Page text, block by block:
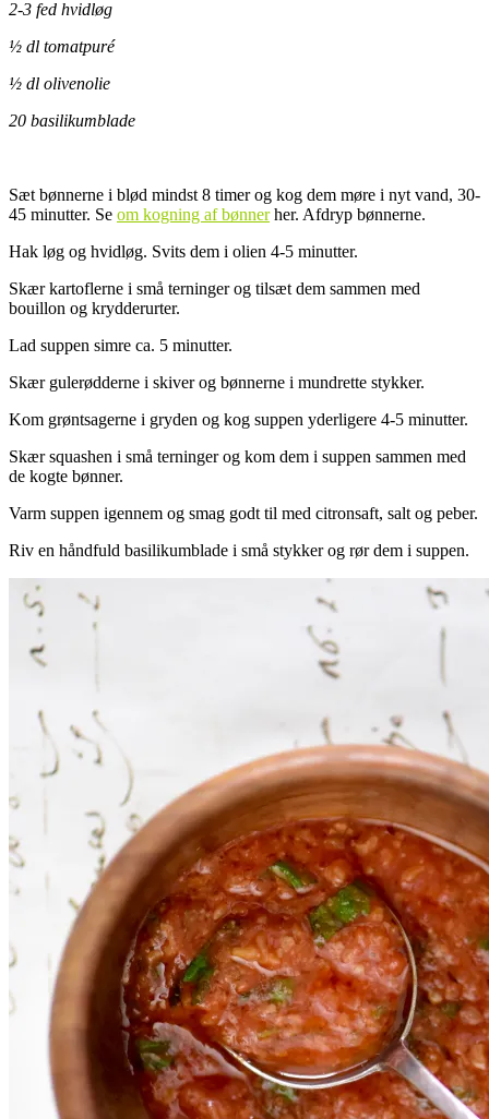
2-3 fed hvidløg
½ dl tomatpuré
½ dl olivenolie
20 basilikumblade
Sæt bønnerne i blød mindst 8 timer og kog dem møre i nyt vand, 30-
45 minutter. Se om kogning af bønner her. Afdryp bønnerne.
Hak løg og hvidløg. Svits dem i olien 4-5 minutter.
Skær kartoflerne i små terninger og tilsæt dem sammen med
bouillon og krydderurter.
Lad suppen simre ca. 5 minutter.
Skær gulerødderne i skiver og bønnerne i mundrette stykker.
Kom grøntsagerne i gryden og kog suppen yderligere 4-5 minutter.
Skær squashen i små terninger og kom dem i suppen sammen med
de kogte bønner.
Varm suppen igennem og smag godt til med citronsaft, salt og peber.
Riv en håndfuld basilikumblade i små stykker og rør dem i suppen.